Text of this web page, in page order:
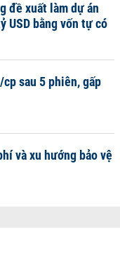
đề xuất làm dự án
USD bằng vốn tự có
sau 5 phiên, gấp
và xu hướng bảo vệ